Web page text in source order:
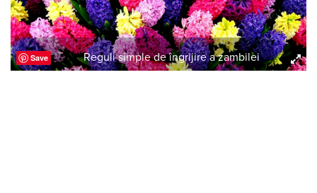
Save Reguli simple de îngrijire a zambilei